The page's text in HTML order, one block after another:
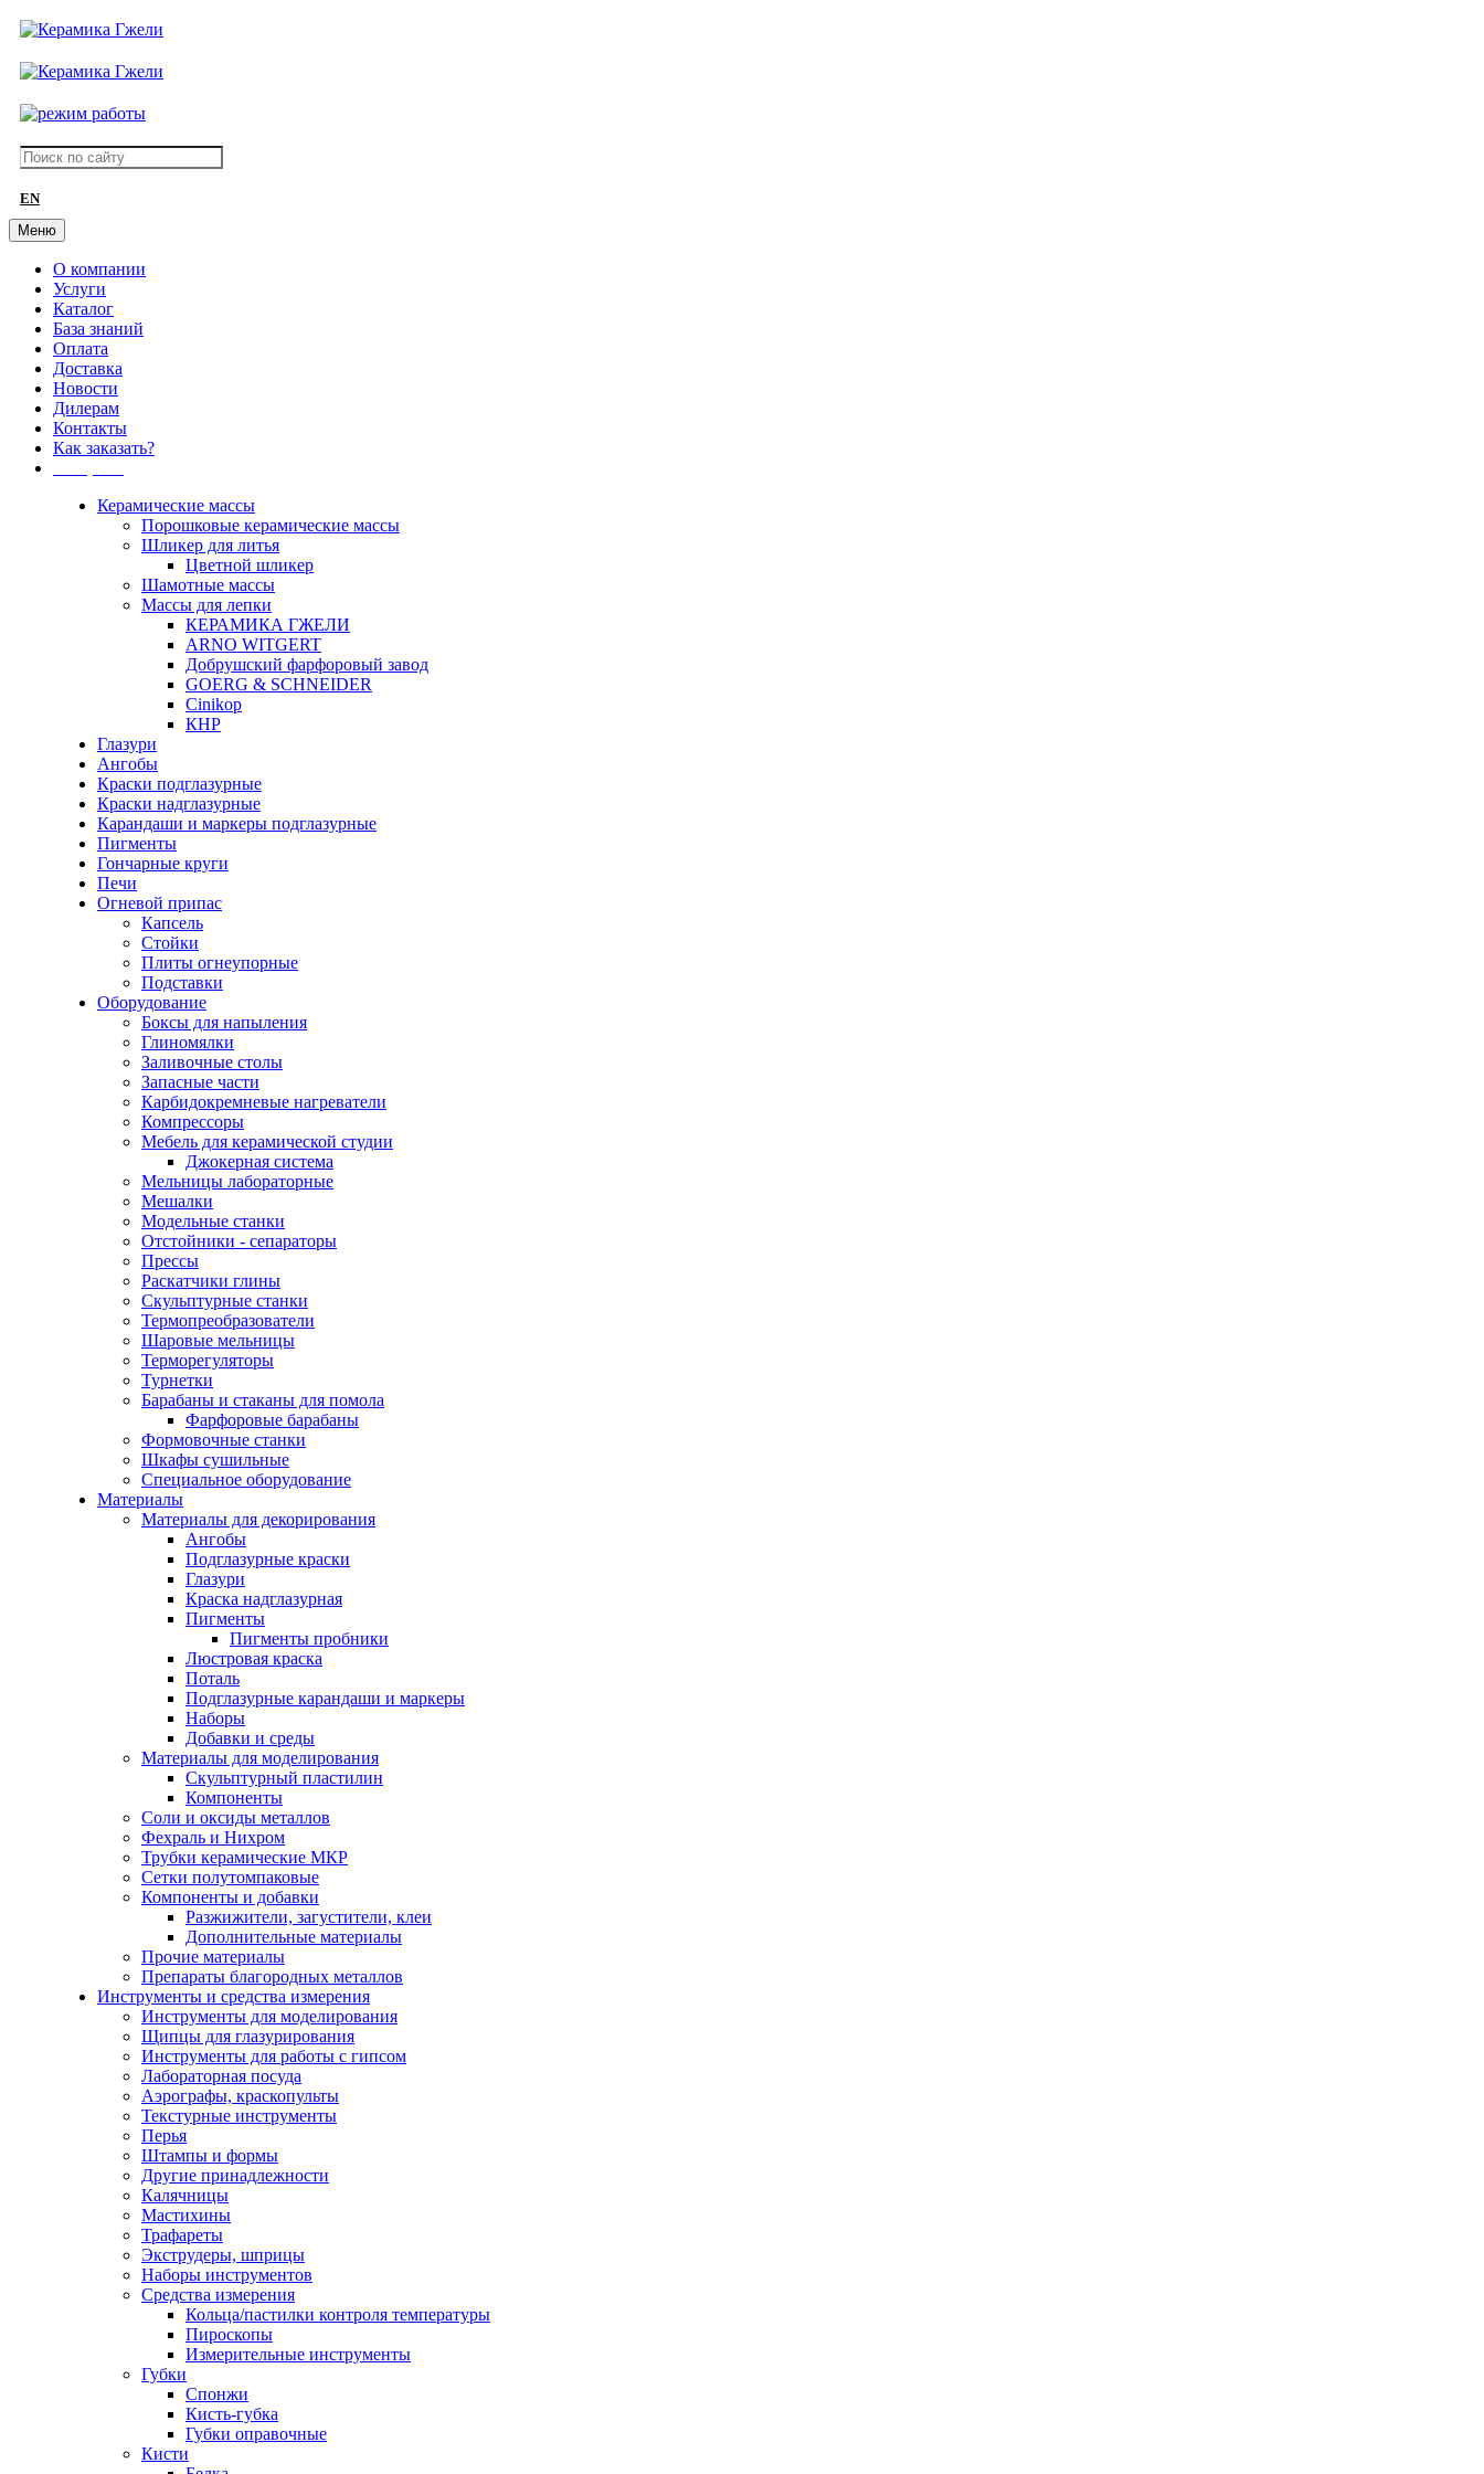
EN
Меню
О компании
Услуги
Каталог
База знаний
Оплата
Доставка
Новости
Дилерам
Контакты
Как заказать?
Керамические массы
Порошковые керамические массы
Шликер для литья
Цветной шликер
Шамотные массы
Массы для лепки
КЕРАМИКА ГЖЕЛИ
ARNO WITGERT
Добрушский фарфоровый завод
GOERG & SCHNEIDER
Cinikop
КНР
Глазури
Ангобы
Краски подглазурные
Краски надглазурные
Карандаши и маркеры подглазурные
Пигменты
Гончарные круги
Печи
Огневой припас
Капсель
Стойки
Плиты огнеупорные
Подставки
Оборудование
Боксы для напыления
Глиномялки
Заливочные столы
Запасные части
Карбидокремневые нагреватели
Компрессоры
Мебель для керамической студии
Джокерная система
Мельницы лабораторные
Мешалки
Модельные станки
Отстойники - сепараторы
Прессы
Раскатчики глины
Скульптурные станки
Термопреобразователи
Шаровые мельницы
Терморегуляторы
Турнетки
Барабаны и стаканы для помола
Фарфоровые барабаны
Формовочные станки
Шкафы сушильные
Специальное оборудование
Материалы
Материалы для декорирования
Ангобы
Подглазурные краски
Глазури
Краска надглазурная
Пигменты
Пигменты пробники
Люстровая краска
Поталь
Подглазурные карандаши и маркеры
Наборы
Добавки и среды
Материалы для моделирования
Скульптурный пластилин
Компоненты
Соли и оксиды металлов
Фехраль и Нихром
Трубки керамические МКР
Сетки полутомпаковые
Компоненты и добавки
Разжижители, загустители, клеи
Дополнительные материалы
Прочие материалы
Препараты благородных металлов
Инструменты и средства измерения
Инструменты для моделирования
Щипцы для глазурирования
Инструменты для работы с гипсом
Лабораторная посуда
Аэрографы, краскопульты
Текстурные инструменты
Перья
Штампы и формы
Другие принадлежности
Калячницы
Мастихины
Трафареты
Экструдеры, шприцы
Наборы инструментов
Средства измерения
Кольца/пастилки контроля температуры
Пироскопы
Измерительные инструменты
Губки
Спонжи
Кисть-губка
Губки оправочные
Кисти